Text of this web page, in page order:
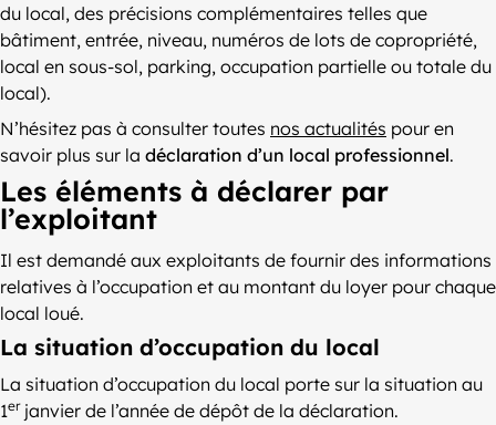
du local, des précisions complémentaires telles que
bâtiment, entrée, niveau, numéros de lots de copropriété,
local en sous-sol, parking, occupation partielle ou totale du
local).
N’hésitez pas à consulter toutes nos actualités pour en
savoir plus sur la déclaration d’un local professionnel.
Les éléments à déclarer par
l’exploitant
Il est demandé aux exploitants de fournir des informations
relatives à l’occupation et au montant du loyer pour chaque
local loué.
La situation d’occupation du local
La situation d’occupation du local porte sur la situation au
1erjanvier de l’année de dépôt de la déclaration.